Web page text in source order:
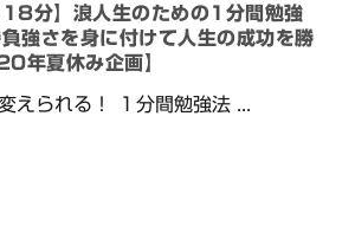
18分】浪人生のための1分間勉強
強さを身に付けて人生の成功を勝
年夏休み企画】
えられる！ １分間勉強法 ...